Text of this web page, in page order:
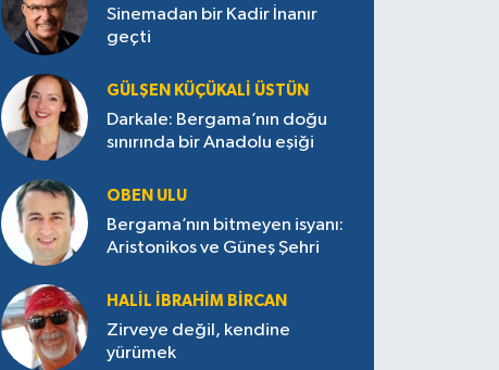
Sinemadan bir Kadir İnanır
geçti
GÜLŞEN KÜÇÜKALI ÜSTÜN
Darkale: Bergama’nın doğu
sınırında bir Anadolu eşiği
OBEN ULU
Bergama’nın bitmeyen isyanı:
Aristonikos ve Güneş Şehri
HALIL İBRAHIM BIRCAN
Zirveye değil, kendine
yürümek